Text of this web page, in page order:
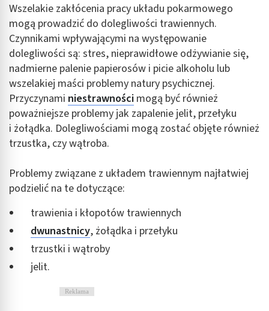
Wszelakie zakłócenia pracy układu pokarmowego
mogą prowadzić do dolegliwości trawiennych.
Czynnikami wpływającymi na występowanie
dolegliwości są: stres, nieprawidłowe odżywianie się,
nadmierne palenie papierosów i picie alkoholu lub
wszelakiej maści problemy natury psychicznej.
Przyczynami niestrawności mogą być również
poważniejsze problemy jak zapalenie jelit, przełyku
i żołądka. Dolegliwościami mogą zostać objęte również
trzustka, czy wątroba.
Problemy związane z układem trawiennym najłatwiej
podzielić na te dotyczące:
trawienia i kłopotów trawiennych
dwunastnicy, żołądka i przełyku
trzustki i wątroby
jelit.
Reklama